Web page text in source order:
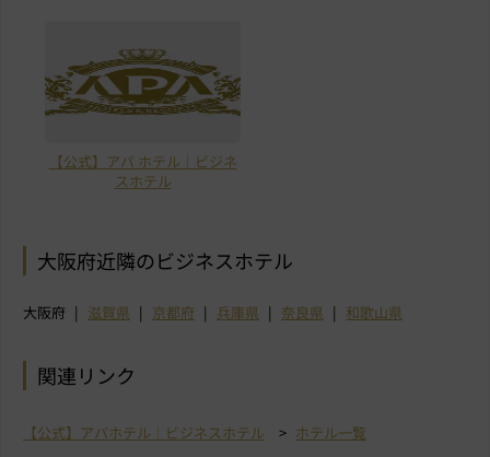
【公式】アパ ホテル｜ビジネ
スホテル
大阪府近隣のビジネスホテル
大阪府 滋賀県 京都府 兵庫県 奈良県 和歌山県
関連リンク
【公式】アパホテル｜ビジネスホテル
ホテル一覧